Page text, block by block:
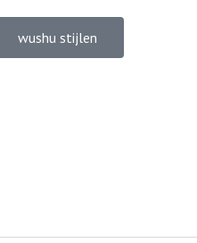
wushu stijlen